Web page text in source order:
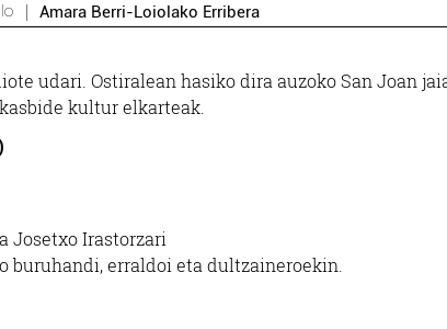
Amara Berri-Loiolako Erribera
udari. Ostiralean hasiko dira auzoko San Joan
kultur elkarteak.
Josetxo Irastorzari
buruhandi, erraldoi eta dultzaineroekin.